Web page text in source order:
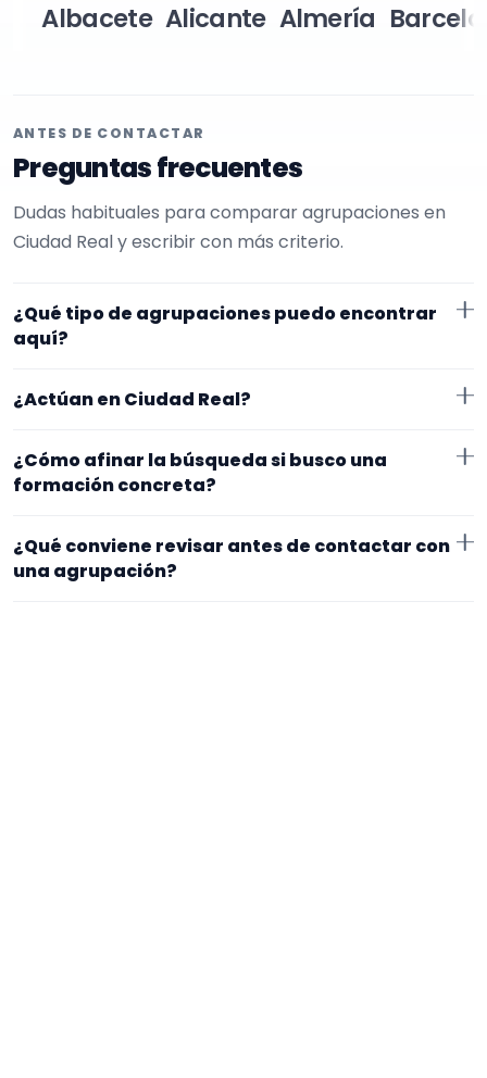
Albacete Alicante Almería
ANTES DE CONTACTAR
Preguntas frecuentes
Dudas habituales para comparar agrupaciones en
Ciudad Real y escribir con más criterio.
¿Qué tipo de agrupaciones puedo encontrar
aquí?
Aquí verás agrupaciones que trabajan para verbenas.
Conviene comparar repertorio, tamaño de la
¿Actúan en Ciudad Real?
trabajan en Ciudad Real. Algunos son de la zona y
confirmar lugar exacto, horarios y posibles gastos.
¿Cómo afinar la búsqueda si busco una
formación concreta?
Empieza por el tipo de evento y la zona. Si ya sabes el
formato que te encaja, usa el filtro de tipo de
agrupación para quedarte con opciones más
¿Qué conviene revisar antes de contactar con
una agrupación?